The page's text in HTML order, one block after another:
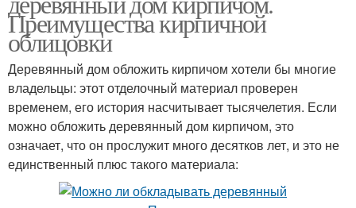
Преимущества кирпичной
облицовки
Деревянный дом обложить кирпичом хотели бы многие
владельцы: этот отделочный материал проверен
временем, его история насчитывает тысячелетия. Если
можно обложить деревянный дом кирпичом, это
означает, что он прослужит много десятков лет, и это не
единственный плюс такого материала: